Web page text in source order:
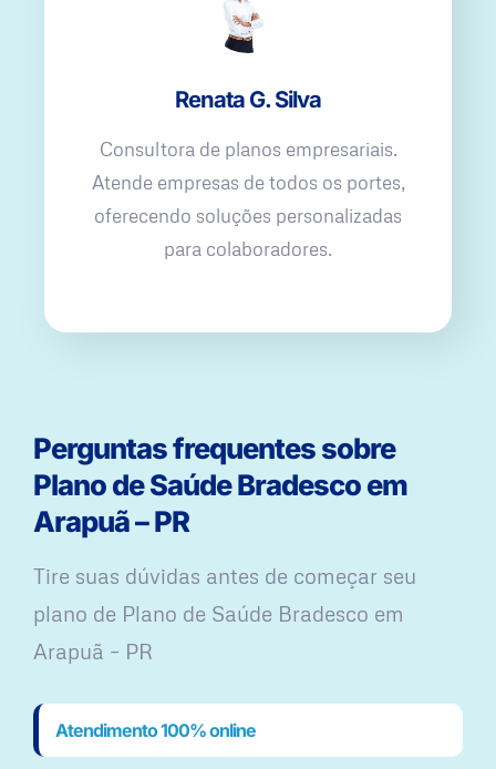
Renata G. Silva
Consultora de planos empresariais.
Atende empresas de todos os portes,
oferecendo soluções personalizadas
para colaboradores.
Perguntas frequentes sobre
Plano de Saúde Bradesco em
Arapuã – PR
Tire suas dúvidas antes de começar seu
plano ​de Plano de Saúde Bradesco em
Arapuã – PR
Atendimento 100% online